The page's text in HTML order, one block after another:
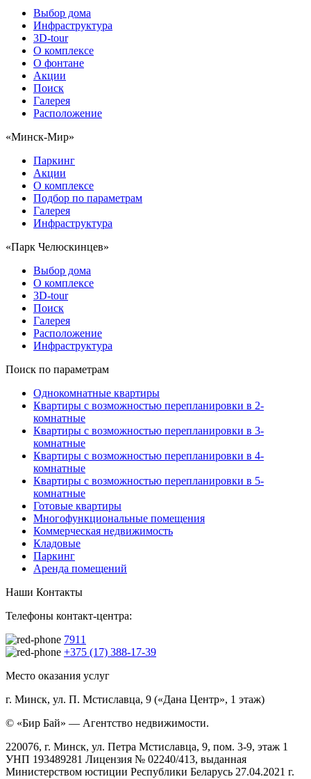
Выбор дома
Инфраструктура
3D-tour
О комплексе
О фонтане
Акции
Поиск
Галерея
Расположение
«Минск-Мир»
Паркинг
Акции
О комплексе
Подбор по параметрам
Галерея
Инфраструктура
«Парк Челюскинцев»
Выбор дома
О комплексе
3D-tour
Поиск
Галерея
Расположение
Инфраструктура
Поиск по параметрам
Однокомнатные квартиры
Квартиры с возможностью перепланировки в 2-
комнатные
Квартиры с возможностью перепланировки в 3-
комнатные
Квартиры с возможностью перепланировки в 4-
комнатные
Квартиры с возможностью перепланировки в 5-
комнатные
Готовые квартиры
Многофункциональные помещения
Коммерческая недвижимость
Кладовые
Паркинг
Аренда помещений
Наши Контакты
Телефоны контакт-центра:
7911
+375 (17) 388-17-39
Место оказания услуг
г. Минск, ул. П. Мстиславца, 9 («Дана Центр», 1 этаж)
© «Бир Бай» — Агентство недвижимости.
220076, г. Минск, ул. Петра Мстиславца, 9, пом. 3-9, этаж 1
УНП 193489281 Лицензия № 02240/413, выданная
Министерством юстиции Республики Беларусь 27.04.2021 г.